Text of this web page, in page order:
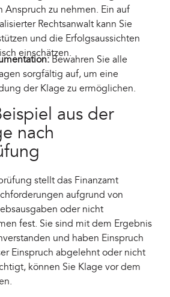
Anspruch zu nehmen. Ein auf
Rechtsanwalt kann Sie
und die Erfolgsaussichten
einschätzen.
Bewahren Sie alle
sorgfältig auf, um eine
der Klage zu ermöglichen.
aus der
nach
stellt das Finanzamt
aufgrund von
oder nicht
fest. Sie sind mit dem Ergebnis
und haben Einspruch
Einspruch abgelehnt oder nicht
können Sie Klage vor dem